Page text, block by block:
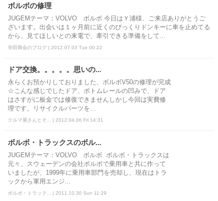
ボルボの修理
JUGEMテーマ：VOLVO ボルボ 今日はＹ浦様、ご来店ありがとうご
ざいます。出会いは１ヶ月前に近くのびっくりドンキーに車を止めてる
から、見てほしいとの来電で、牽引できる準備をして...
寺田商会のブログ | 2012.07.03 Tue 00:22
ドア交換。。。。。思いの...
永らくお預かりしておりました、ボルボV50の修理が完成
☆こんな感じでしたドア、ボトムレールの凹みで、ドア
はさすがに板金では修復できませんしかし今回は実費修
理です。リサイクルパーツを...
クルマ屋さんとそ... | 2012.04.06 Fri 14:31
ボルボ・トラックスのボル...
JUGEMテーマ：VOLVO ボルボ ボルボ・トラックスは
元々、スウェーデンの会社ボルボで乗用車と共に作って
いましたが、1999年に乗用車部門を売却し、現在はトラ
ックから軍用エンジ...
ボルボ・トラック... | 2011.10.30 Sun 11:29